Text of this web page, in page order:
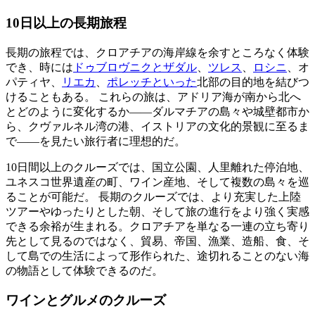
10日以上の長期旅程
長期の旅程では、クロアチアの海岸線を余すところなく体験
でき、時には ドゥブロヴニクとザダル ツレス ロシニ 、オ
パティヤ、
リエカ ポレッチといった北部の目的地を結びつ
けることもある。 これらの旅は、アドリア海が南から北へ
とどのように変化するか――ダルマチアの島々や城壁都市か
ら、クヴァルネル湾の港、イストリアの文化的景観に至るま
で――を見たい旅行者に理想的だ。
10日間以上のクルーズでは、国立公園、人里離れた停泊地、
ユネスコ世界遺産の町、ワイン産地、そして複数の島々を巡
ることが可能だ。 長期のクルーズでは、より充実した上陸
ツアーやゆったりとした朝、そして旅の進行をより強く実感
できる余裕が生まれる。クロアチアを単なる一連の立ち寄り
先として見るのではなく、貿易、帝国、漁業、造船、食、そ
して島での生活によって形作られた、途切れることのない海
の物語として体験できるのだ。
ワインとグルメのクルーズ